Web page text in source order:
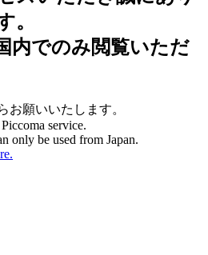
。
内でのみ閲覧いただ
お願いいたします。
service.
only be used from Japan.